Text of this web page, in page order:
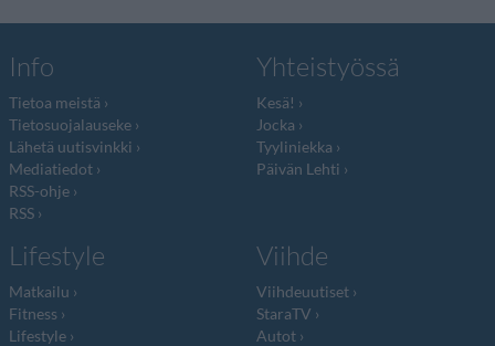
Info
Tietoa meistä
Tietosuojalauseke
Lähetä uutisvinkki
Mediatiedot
RSS-ohje
RSS
Yhteistyössä
Kesä!
Jocka
Tyyliniekka
Päivän Lehti
Lifestyle
Matkailu
Fitness
Lifestyle
Viihde
Viihdeuutiset
StaraTV
Autot